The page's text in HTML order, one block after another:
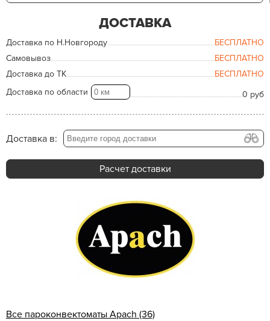
ДОСТАВКА
Доставка по Н.Новгороду
БЕСПЛАТНО
Самовывоз
БЕСПЛАТНО
Доставка до ТК
БЕСПЛАТНО
Доставка по области
0 руб
Доставка в:
Расчет доставки
Все пароконвектоматы Apach (36)